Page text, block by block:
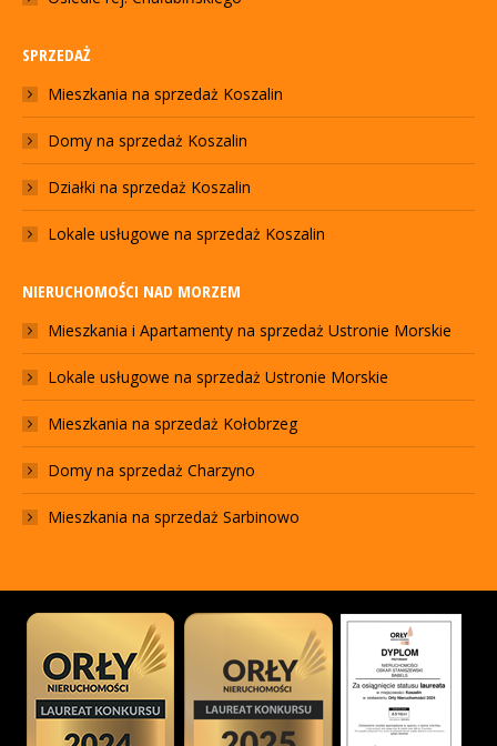
SPRZEDAŻ
Mieszkania na sprzedaż Koszalin
Domy na sprzedaż Koszalin
Działki na sprzedaż Koszalin
Lokale usługowe na sprzedaż Koszalin
NIERUCHOMOŚCI NAD MORZEM
Mieszkania i Apartamenty na sprzedaż Ustronie Morskie
Lokale usługowe na sprzedaż Ustronie Morskie
Mieszkania na sprzedaż Kołobrzeg
Domy na sprzedaż Charzyno
Mieszkania na sprzedaż Sarbinowo